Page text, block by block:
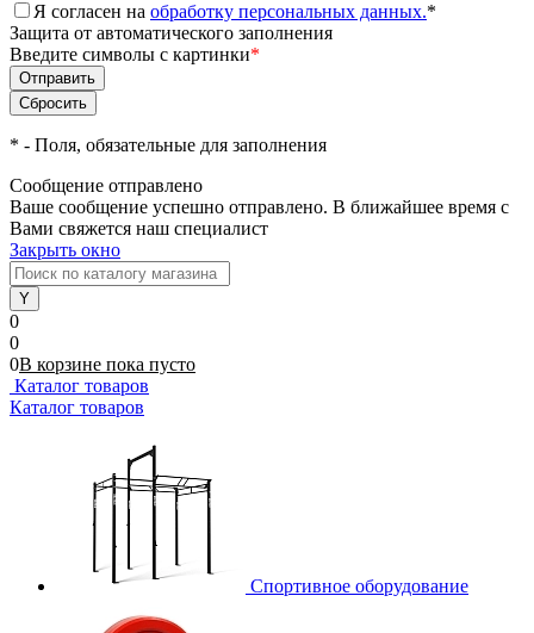
Я согласен на обработку персональных данных.*
Защита от автоматического заполнения
Введите символы с картинки*
* - Поля, обязательные для заполнения
Сообщение отправлено
Ваше сообщение успешно отправлено. В ближайшее время с
Вами свяжется наш специалист
Закрыть окно
0
0
0В корзине пока пусто
Каталог товаров
Каталог товаров
Спортивное оборудование